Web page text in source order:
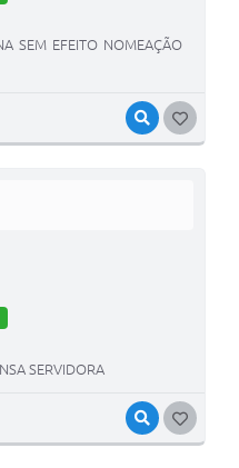
VISUALIZAR
SEM EFEITO NOMEAÇÃO
VISUALIZAR
SERVIDORA